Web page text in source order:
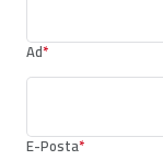
Ad*
E-Posta*